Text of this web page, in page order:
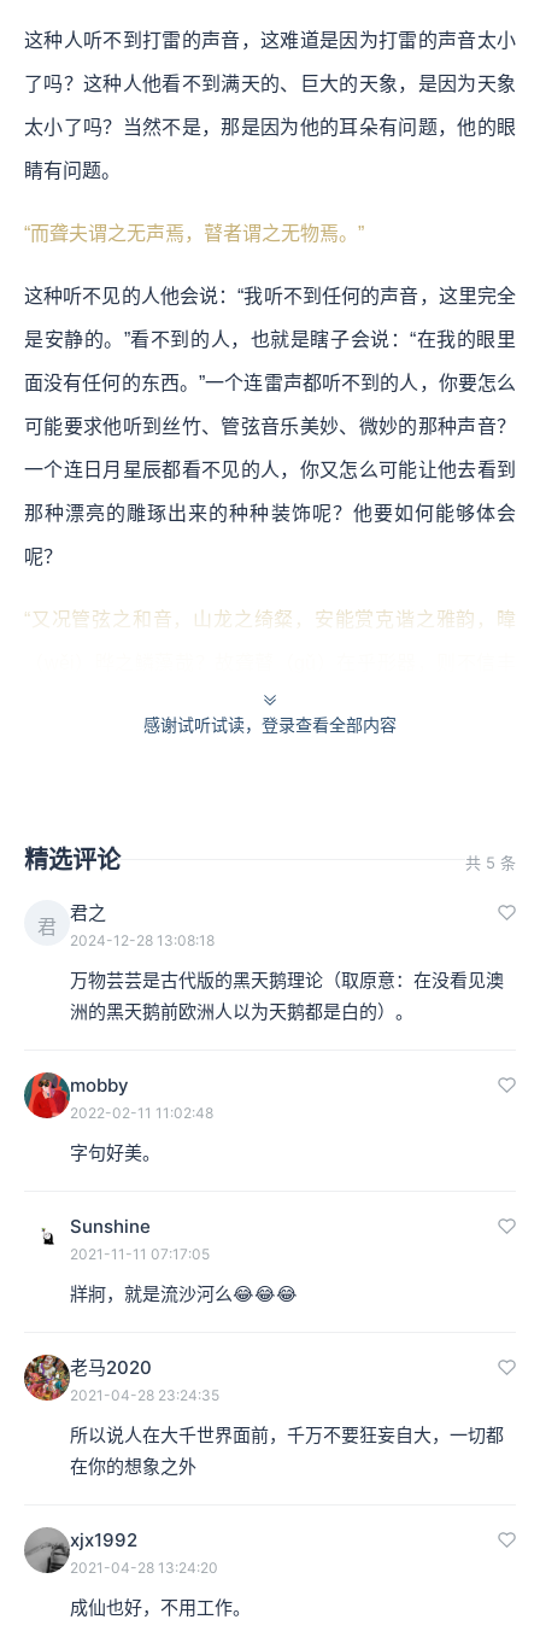
这种人听不到打雷的声音，这难道是因为打雷的声音太小
了吗？这种人他看不到满天的、巨大的天象，是因为天象
太小了吗？当然不是，那是因为他的耳朵有问题，他的眼
睛有问题。
“而聋夫谓之无声焉，瞽者谓之无物焉。”
这种听不见的人他会说：“我听不到任何的声音，这里完全
是安静的。”看不到的人，也就是瞎子会说：“在我的眼里
面没有任何的东西。”一个连雷声都听不到的人，你要怎么
可能要求他听到丝竹、管弦音乐美妙、微妙的那种声音？
一个连日月星辰都看不见的人，你又怎么可能让他去看到
那种漂亮的雕琢出来的种种装饰呢？他要如何能够体会
呢？
“又况管弦之和音，山龙之绮粲，安能赏克谐之雅韵，暐
隆之与玄象矣。而况物有微於此者乎？暗昧滞乎心神，则
面对的现象，而在于他所能够使用的工具，他的工具有了
问题，或者他不具备那样的工具。
本集编辑：小马
感谢试听试读，登录查看全部内容
精选评论 共 5 条
君
君之
2024-12-28 13:08:18
万物芸芸是古代版的黑天鹅理论（取原意：在没看见澳
洲的黑天鹅前欧洲人以为天鹅都是白的）。
mobby
2022-02-11 11:02:48
字句好美。
Sunshine
2021-11-11 07:17:05
牂牁，就是流沙河么😂😂😂
老马2020
2021-04-28 23:24:35
所以说人在大千世界面前，千万不要狂妄自大，一切都
在你的想象之外
xjx1992
2021-04-28 13:24:20
成仙也好，不用工作。